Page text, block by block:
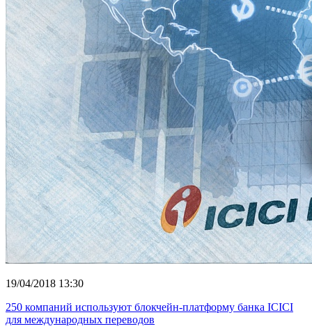
19/04/2018 13:30
250 компаний используют блокчейн-платформу банка ICICI
для международных переводов